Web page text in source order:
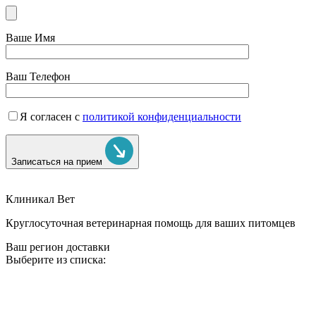
Ваше Имя
Ваш Телефон
Я согласен с политикой конфиденциальности
Записаться на прием
Клиникал Вет
Круглосуточная ветеринарная помощь для ваших питомцев
Ваш регион доставки
Выберите из списка: